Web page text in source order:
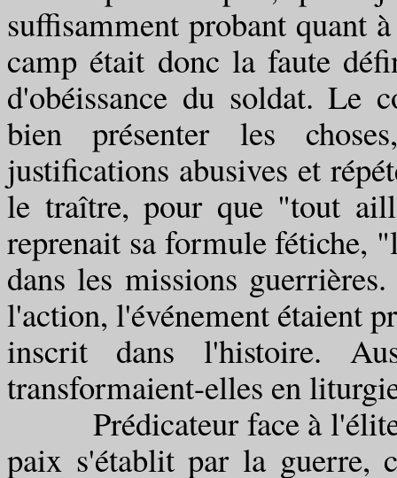
suffisamment probant quant
camp était donc la faute
d'obéissance du soldat. Le
bien présenter les
justifications abusives et
le traître, pour que "tout
reprenait sa formule fétiche,
dans les missions
l'action, l'événement étaient
inscrit dans l'histoire.
transformaient-elles en
Prédicateur face à l'élite,
paix s'établit par la guerre,